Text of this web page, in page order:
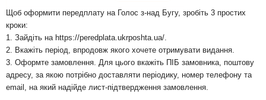
Щоб оформити передплату на Голос з-над Бугу, зробіть 3 простих
кроки:
1. Зайдіть на https://peredplata.ukrposhta.ua/
2. Вкажіть період, впродовж якого хочете отримувати видання.
3. Оформте замовлення. Для цього вкажіть ПІБ замовника, поштову
адресу, за якою потрібно доставляти періодику, номер телефону та
email, на який надійде лист-підтвердження замовлення.